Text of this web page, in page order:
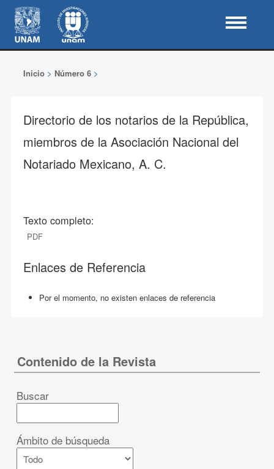
Inicio> Número 6>
Directorio de los notarios de la República,
miembros de la Asociación Nacional del
Notariado Mexicano, A. C.
Texto completo:
PDF
Enlaces de Referencia
Por el momento, no existen enlaces de referencia
Contenido de la Revista
Buscar
Ámbito de búsqueda